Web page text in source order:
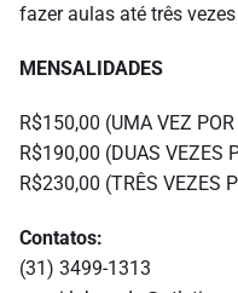
fazer aulas até três
MENSALIDADES
R$150,00 (UMA VEZ
R$190,00 (DUAS VEZES
R$230,00 (TRÊS VEZES
Contatos:
(31) 3499-1313